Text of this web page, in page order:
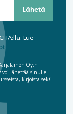
Lue
.
Oy:n
voi lähettää sinulle
kirjoista sekä